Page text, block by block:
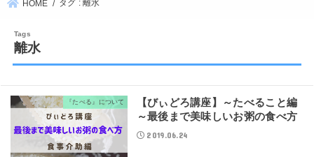
HOME タグ : 離水
離水
『たべる』について
【びぃどろ講座】～たべること編
～最後まで美味しいお粥の食べ方
2019.06.24